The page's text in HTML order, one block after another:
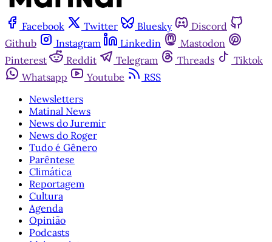
Facebook Twitter Bluesky
Discord
Github
Instagram Linkedin
Mastodon
Pinterest
Reddit Telegram Threads
Tiktok
Whatsapp
Youtube
RSS
Newsletters
Matinal News
News do Juremir
News do Roger
Tudo é Gênero
Parêntese
Climática
Reportagem
Cultura
Agenda
Opinião
Podcasts